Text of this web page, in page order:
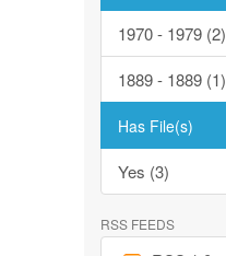
1970 - 1979 (2)
1889 - 1889 (1)
Has File(s)
Yes (3)
RSS FEEDS